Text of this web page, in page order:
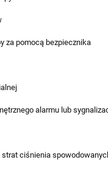
za pomocą bezpiecznika
alarmu lub
ciśnienia